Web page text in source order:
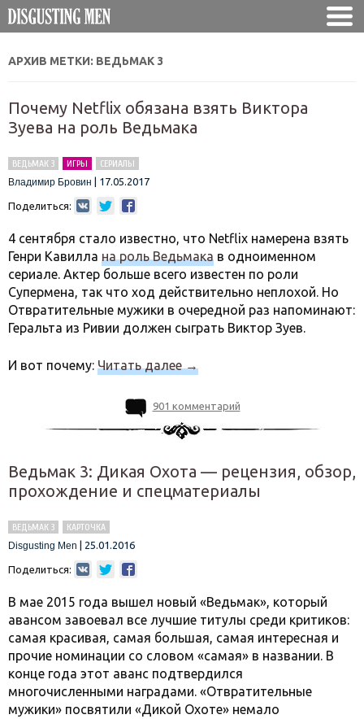
АРХИВ МЕТКИ: ВЕДЬМАК 3
Почему Netflix обязана взять Виктора
Зуева на роль Ведьмака
ВЕДЬМАК 3 ИГРЫ
СЕРИАЛЫ
Владимир Бровин
17.05.2017
Поделиться:
4 сентября стало известно, что Netflix намерена взять
Генри Кавилла на роль Ведьмака в одноименном
сериале. Актер больше всего известен по роли
Супермена, так что ход действительно неплохой. Но
Отвратительные мужики в очередной раз напоминают:
Геральта из Ривии должен сыграть Виктор Зуев.
И вот почему: Читать далее→
901 комментарий
Ведьмак 3: Дикая Охота — рецензия, обзор,
прохождение и спецматериалы
ВЕДЬМАК 3
КАРТОЧКА
Disgusting Men
25.01.2016
Поделиться:
В мае 2015 года вышел новый «Ведьмак», который
авансом завоевал все лучшие титулы среди критиков:
самая красивая, самая большая, самая интересная и
прочие номинации со словом «самая» в названии. В
конце года этот аванс подтвердился
многочисленными наградами. «Отвратительные
мужики» посвятили «Дикой Охоте» немало